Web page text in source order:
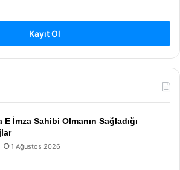
Kayıt Ol
E İmza Sahibi Olmanın Sağladığı
1 Ağustos 2026